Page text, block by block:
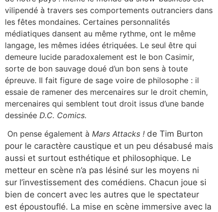
vilipendé à travers ses comportements outranciers dans
les fêtes mondaines. Certaines personnalités
médiatiques dansent au même rythme, ont le même
langage, les mêmes idées étriquées. Le seul être qui
demeure lucide paradoxalement est le bon Casimir,
sorte de bon sauvage doué d’un bon sens à toute
épreuve. Il fait figure de sage voire de philosophe : il
essaie de ramener des mercenaires sur le droit chemin,
mercenaires qui semblent tout droit issus d’une bande
dessinée D.C. Comics.
On pense également à Mars Attacks ! de Tim Burton
pour le caractère caustique et un peu désabusé mais
aussi et surtout esthétique et philosophique. Le
metteur en scène n’a pas lésiné sur les moyens ni
sur l’investissement des comédiens. Chacun joue si
bien de concert avec les autres que le spectateur
est époustouflé. La mise en scène immersive avec la